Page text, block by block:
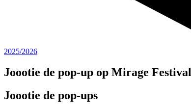
2025/2026
Joootie de pop-up op Mirage Festival
Joootie de pop-ups